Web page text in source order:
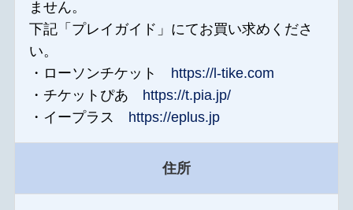
ません。
下記「プレイガイド」にてお買い求めくださ
い。
・ローソンチケット https://l-tike.com
・チケットぴあ https://t.pia.jp/
・イープラス https://eplus.jp
住所